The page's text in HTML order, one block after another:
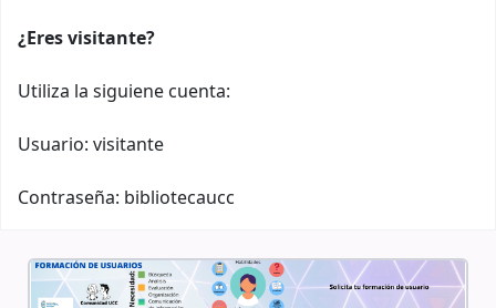
¿Eres visitante?
Utiliza la siguiene cuenta:
Usuario: visitante
Contraseña: bibliotecaucc